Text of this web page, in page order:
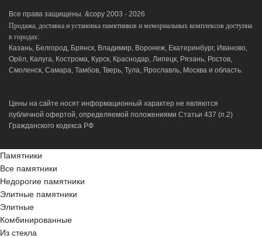
Все права защищены. &copy 2003 - 2026
Продажа, доставка и установка памятников и мемориальных комплексов доступна
в городах:
Казань, Белгород, Брянск, Владимир, Воронеж, Екатеринбург, Иваново,
Орёл, Калуга, Кострома, Курск, Краснодар, Липецк, Рязань, Ростов,
Смоленск, Самара, Тамбов, Тверь, Тула, Ярославль, Москва и область.
Цены на сайте носят информационный характер не являются
публичной офертой, определяемой положениями Статьи 437 (п.2)
Гражданского кодекса РФ
Памятники
Все памятники
Недорогие памятники
Элитные памятники
Элитные
Комбинированные
Из стекла